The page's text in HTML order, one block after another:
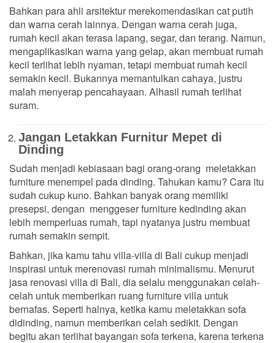
Bahkan para ahli arsitektur merekomendasikan cat putih
dan warna cerah lainnya. Dengan warna cerah juga,
rumah kecil akan terasa lapang, segar, dan terang. Namun,
mengaplikasikan warna yang gelap, akan membuat rumah
kecil terlihat lebih nyaman, tetapi membuat rumah kecil
semakin kecil. Bukannya memantulkan cahaya, justru
malah menyerap pencahayaan. Alhasil rumah terlihat
suram.
Jangan Letakkan Furnitur Mepet di
Dinding
Sudah menjadi kebiasaan bagi orang-orang meletakkan
furniture menempel pada dinding. Tahukan kamu? Cara itu
sudah cukup kuno. Bahkan banyak orang memiliki
presepsi, dengan menggeser furniture kedinding akan
lebih memperluas rumah, tapi nyatanya justru membuat
rumah semakin sempit.
Bahkan, jika kamu tahu villa-villa di Bali cukup menjadi
inspirasi untuk merenovasi rumah minimalismu. Menurut
jasa renovasi villa di Bali, dia selalu menggunakan celah-
celah untuk memberikan ruang furniture villa untuk
bernafas. Seperti halnya, ketika kamu meletakkan sofa
didinding, namun memberikan celah sedikit. Dengan
begitu akan terlihat bayangan sofa terkena, karena terkena